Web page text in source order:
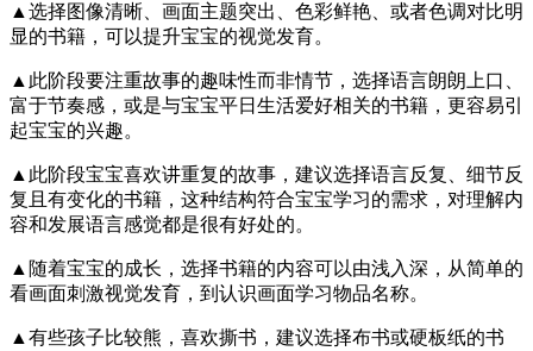
▲选择图像清晰、画面主题突出、色彩鲜艳、或者色调对比明
显的书籍，可以提升宝宝的视觉发育。
▲此阶段要注重故事的趣味性而非情节，选择语言朗朗上口、
富于节奏感，或是与宝宝平日生活爱好相关的书籍，更容易引
起宝宝的兴趣。
▲此阶段宝宝喜欢讲重复的故事，建议选择语言反复、细节反
复且有变化的书籍，这种结构符合宝宝学习的需求，对理解内
容和发展语言感觉都是很有好处的。
▲随着宝宝的成长，选择书籍的内容可以由浅入深，从简单的
看画面刺激视觉发育，到认识画面学习物品名称。
▲有些孩子比较熊，喜欢撕书，建议选择布书或硬板纸的书